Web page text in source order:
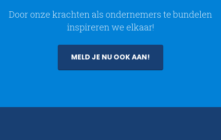
Door onze krachten als ondernemers te bundelen
inspireren we elkaar!
MELD JE NU OOK AAN!